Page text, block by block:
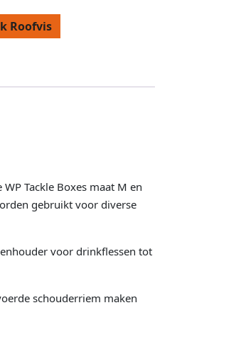
Roofvis
Tackle Boxes maat M en
gebruikt voor diverse
voor drinkflessen tot
schouderriem maken